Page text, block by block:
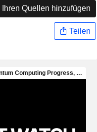
Quellen hinzufügen
Teilen